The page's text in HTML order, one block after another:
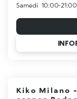
Samedi 10:00-21:00
Kiko Milano